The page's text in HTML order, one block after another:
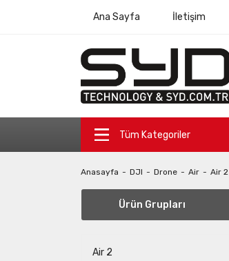
Ana Sayfa İletişim
Tüm Kategoriler
Anasayfa DJI Drone Air Air 2
Ürün Grupları
Air 2